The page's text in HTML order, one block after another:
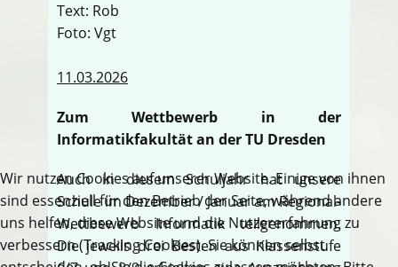
Text: Rob
Foto: Vgt
11.03.2026
Zum Wettbewerb in der
Informatikfakultät an der TU Dresden
Auch in diesem Schuljahr hat unsere
Schule im Dezember / Januar am Regional-
Wettbewerb Informatik teilgenommen.
Die jeweils drei Besten aus Klassenstufe
Wir nutzen Cookies auf unserer Website. Einige von ihnen
sind essenziell für den Betrieb der Seite, während andere
uns helfen, diese Website und die Nutzererfahrung zu
verbessern (Tracking Cookies). Sie können selbst